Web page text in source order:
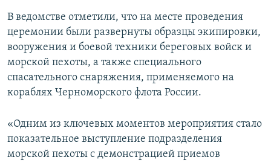
В ведомстве отметили, что на месте проведения
церемонии были развернуты образцы экипировки,
вооружения и боевой техники береговых войск и
морской пехоты, а также специального
спасательного снаряжения, применяемого на
кораблях Черноморского флота России.
«Одним из ключевых моментов мероприятия стало
показательное выступление подразделения
морской пехоты с демонстрацией приемов